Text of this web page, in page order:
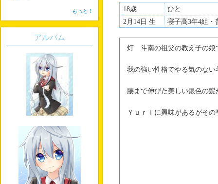
18歳
ひと
2月14日 生
寝子高3年4組・
灯 斗南の祖父の教え子の娘
我の強い性格でやる気のな
腰まで伸びた美しい銀色の
Ｙｕｒｉに興味があるがそ
もっと！
アルバム